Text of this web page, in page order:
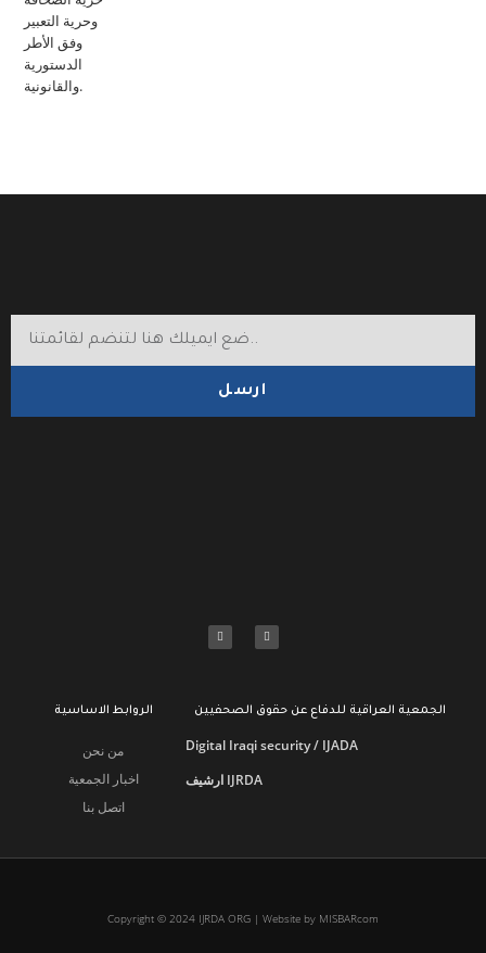
ارسل
الروابط الاساسية
من نحن
اخبار الجمعية
اتصل بنا
الجمعية العراقية للدفاع عن حقوق الصحفيين
Digital Iraqi security / IJADA
ارشيف IJRDA
Copyright © 2024 IJRDA ORG | Website by MISBARcom